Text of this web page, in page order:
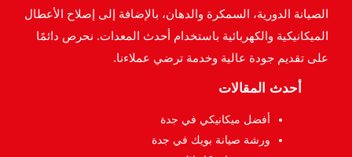
الصيانة الدورية، السمكرة والدهان، بالإضافة إلى إصلاح الأعطال
الميكانيكية والكهربائية باستخدام أحدث المعدات. نحرص دائمًا
على تقديم جودة عالية وخدمة ترضي عملاءنا.
أحدث المقالات
أفضل ميكانيكي في جدة
ورشة صيانة بويك في جدة